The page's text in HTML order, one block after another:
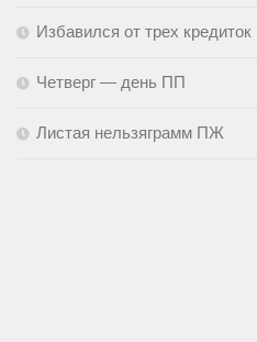
Избавился от трех кредиток
Четверг — день ПП
Листая нельзяграмм ПЖ